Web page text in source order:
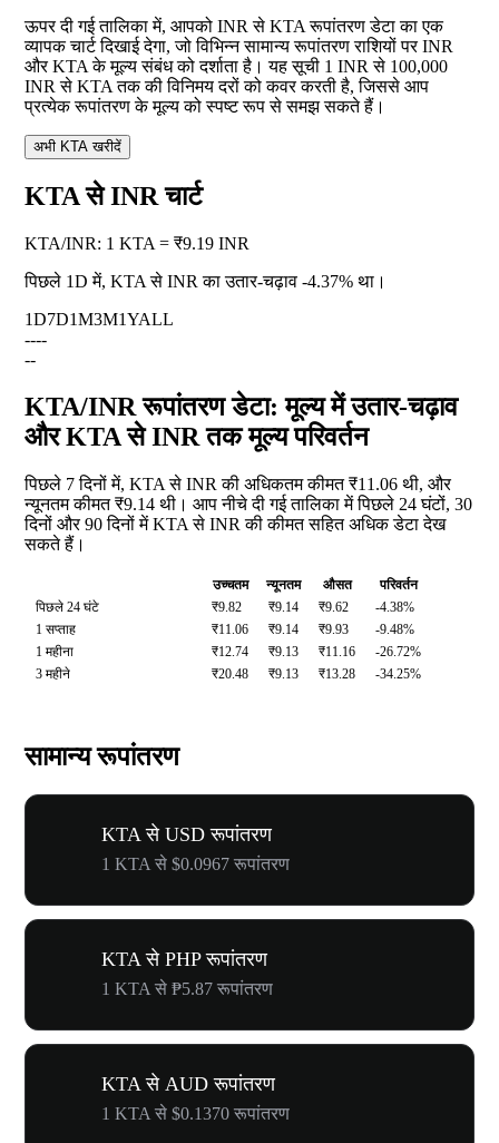
ऊपर दी गई तालिका में, आपको INR से KTA रूपांतरण डेटा का एक
व्यापक चार्ट दिखाई देगा, जो विभिन्न सामान्य रूपांतरण राशियों पर INR
और KTA के मूल्य संबंध को दर्शाता है। यह सूची 1 INR से 100,000
INR से KTA तक की विनिमय दरों को कवर करती है, जिससे आप
प्रत्येक रूपांतरण के मूल्य को स्पष्ट रूप से समझ सकते हैं।
अभी KTA खरीदें
KTA से INR चार्ट
KTA/INR: 1 KTA = ₹9.19 INR
पिछले 1D में, KTA से INR का उतार-चढ़ाव -4.37% था।
1D7D1M3M1YALL
----
--
KTA/INR रूपांतरण डेटा: मूल्य में उतार-चढ़ाव
और KTA से INR तक मूल्य परिवर्तन
पिछले 7 दिनों में, KTA से INR की अधिकतम कीमत ₹11.06 थी, और
न्यूनतम कीमत ₹9.14 थी। आप नीचे दी गई तालिका में पिछले 24 घंटों, 30
दिनों और 90 दिनों में KTA से INR की कीमत सहित अधिक डेटा देख
सकते हैं।
उच्चतम न्यूनतम औसत
परिवर्तन
पिछले 24 घंटे
₹9.82 ₹9.14 ₹9.62
-4.38%
1 सप्ताह
₹11.06 ₹9.14 ₹9.93
-9.48%
1 महीना
₹12.74 ₹9.13 ₹11.16
-26.72%
3 महीने
₹20.48 ₹9.13 ₹13.28 -34.25%
सामान्य रूपांतरण
KTA से USD रूपांतरण
1 KTA से $0.0967 रूपांतरण
KTA से PHP रूपांतरण
1 KTA से ₱5.87 रूपांतरण
KTA से AUD रूपांतरण
1 KTA से $0.1370 रूपांतरण